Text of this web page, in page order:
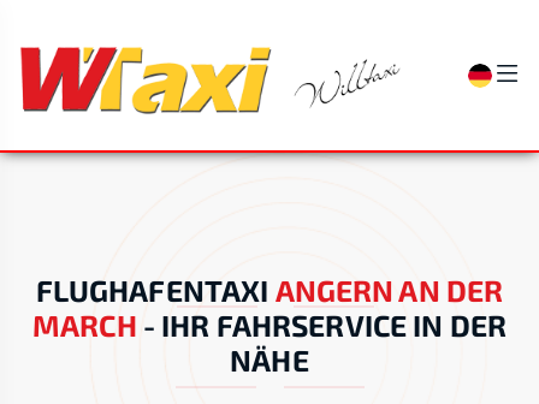
FLUGHAFENTAXI ANGERN AN DER
MARCH - IHR FAHRSERVICE IN DER
NÄHE